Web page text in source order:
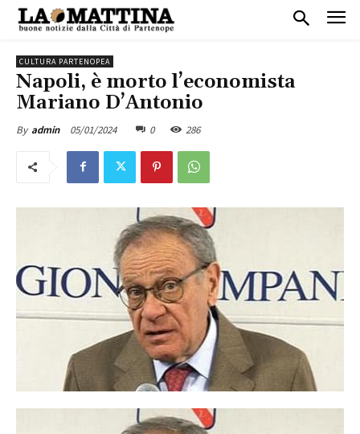
CULTURA PARTENOPEA
Napoli, è morto l’economista
Mariano D’Antonio
By admin 05/01/2024 0 286